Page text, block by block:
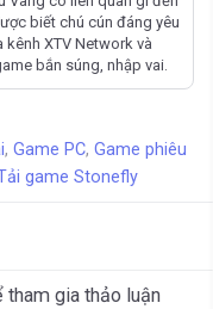
biết chú cún đáng yêu
XTV Network và
bắn súng, nhập vai.
, Game PC, Game phiêu
game Stonefly
tham gia thảo luận